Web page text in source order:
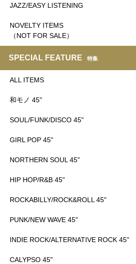
JAZZ/EASY LISTENING
NOVELTY ITEMS
（NOT FOR SALE）
SPECIAL FEATURE 特集
ALL ITEMS
和モノ 45"
SOUL/FUNK/DISCO 45"
GIRL POP 45"
NORTHERN SOUL 45"
HIP HOP/R&B 45"
ROCKABILLY/ROCK&ROLL 45"
PUNK/NEW WAVE 45"
INDIE ROCK/ALTERNATIVE ROCK 45"
CALYPSO 45"